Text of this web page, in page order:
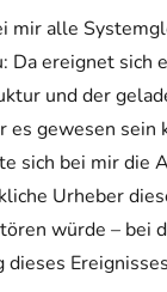
mir alle
Da ereignet sich
und der
es gewesen sein
sich bei mir die
Urheber
würde – bei